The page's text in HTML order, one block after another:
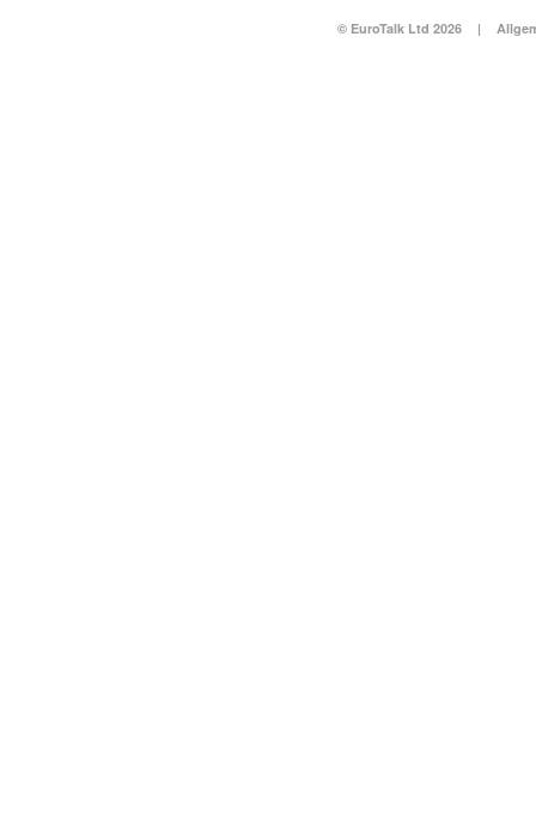
© EuroTalk Ltd 2026 |